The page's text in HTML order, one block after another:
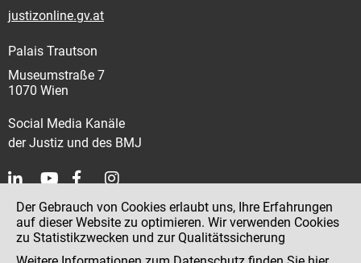
justizonline.gv.at
Palais Trautson
Museumstraße 7
1070 Wien
Social Media Kanäle
der Justiz und des BMJ
Kontakt
Impressum
Der Gebrauch von Cookies erlaubt uns, Ihre Erfahrungen
auf dieser Website zu optimieren. Wir verwenden Cookies
zu Statistikzwecken und zur Qualitätssicherung